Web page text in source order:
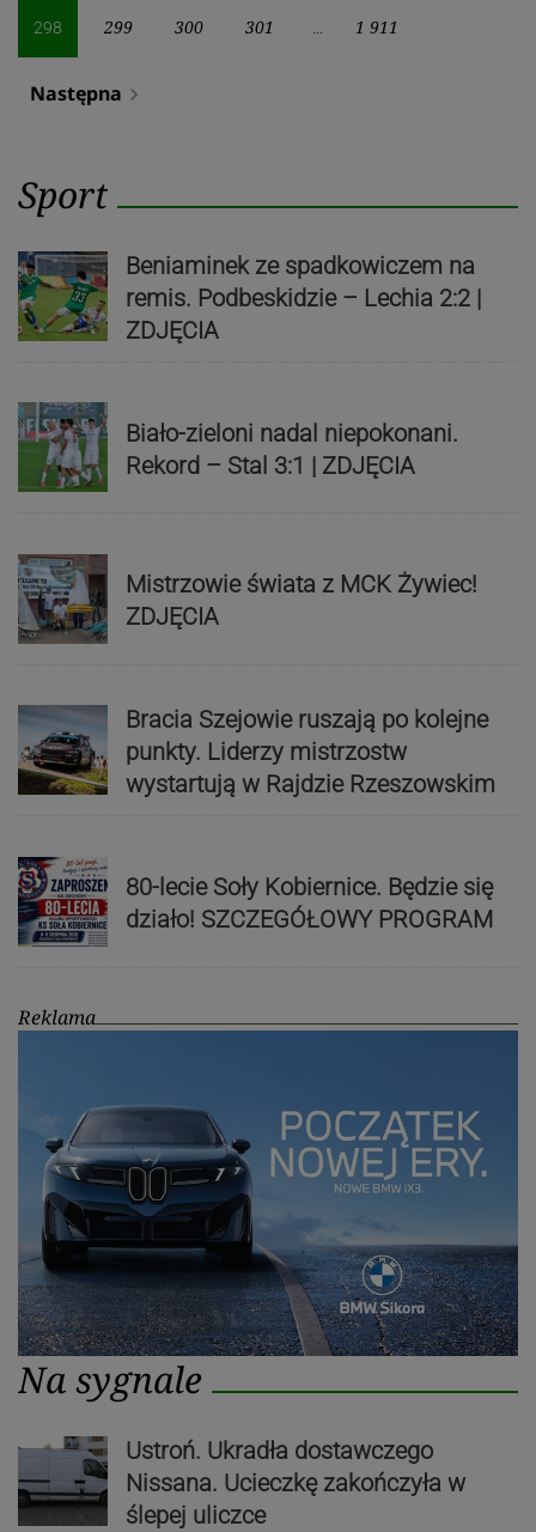
298 299 300 301 1 911
Następna navigate_next
Sport
Beniaminek ze spadkowiczem na
remis. Podbeskidzie – Lechia 2:2 |
ZDJĘCIA
Biało-zieloni nadal niepokonani.
Rekord – Stal 3:1 | ZDJĘCIA
Mistrzowie świata z MCK Żywiec!
ZDJĘCIA
Bracia Szejowie ruszają po kolejne
punkty. Liderzy mistrzostw
wystartują w Rajdzie Rzeszowskim
80-lecie Soły Kobiernice. Będzie się
działo! SZCZEGÓŁOWY PROGRAM
Reklama
Na sygnale
Ustroń. Ukradła dostawczego
Nissana. Ucieczkę zakończyła w
ślepej uliczce